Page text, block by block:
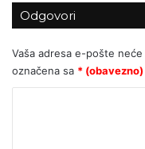
Ciganski
izbačen iz
već najavila
Odgovori
Vaša adresa e-pošte
označena sa * (obavezno)